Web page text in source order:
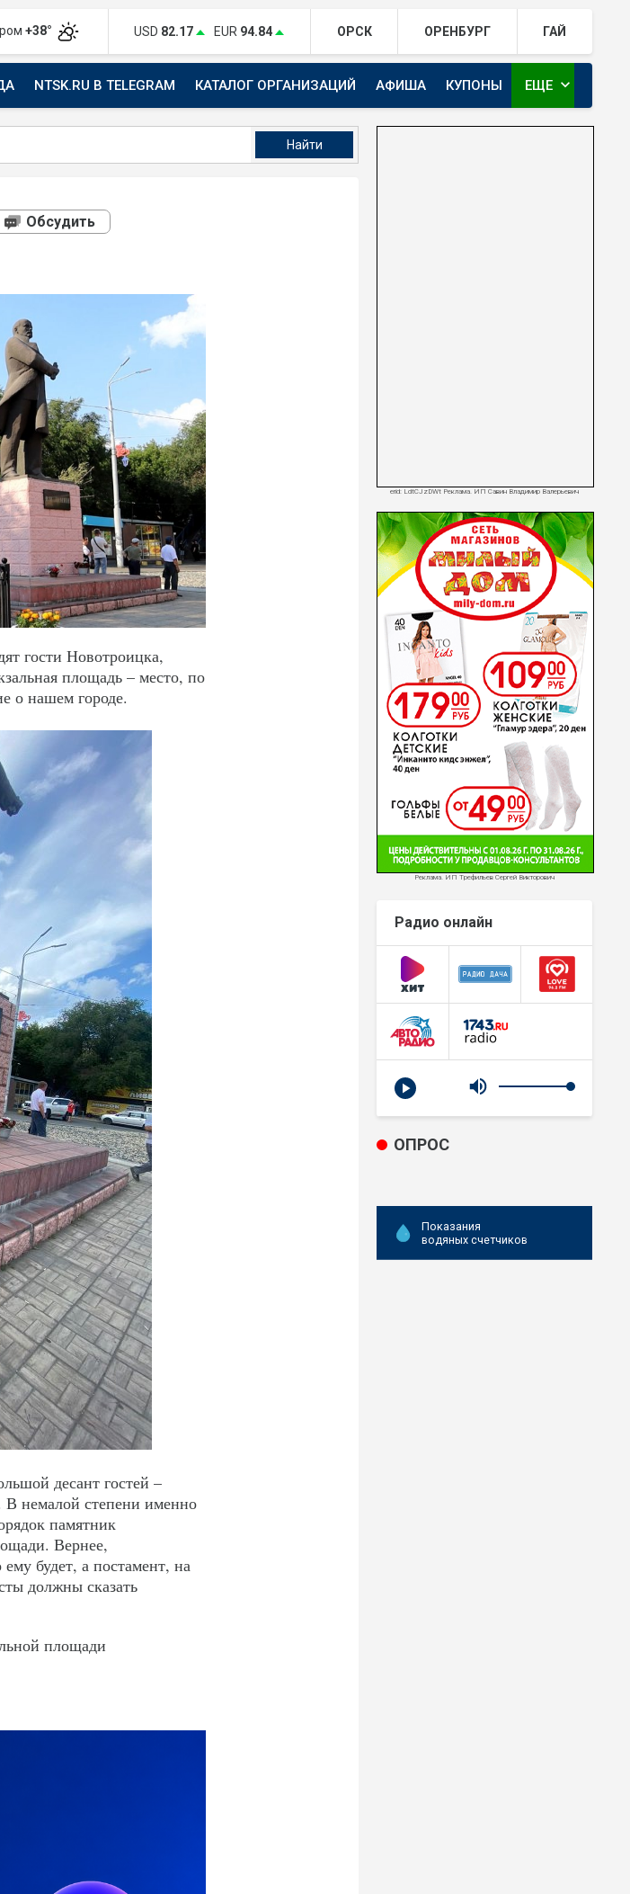
+38° USD 82.17 EUR 94.84 ОРСК ОРЕНБУРГ ГАЙ
NTSK.RU В TELEGRAM КАТАЛОГ ОРГАНИЗАЦИЙ АФИША КУПОНЫ
АВТО ТЕЛЕКАНАЛ ЕВРАЗИЯ
ЕЩЕ expand_more
Обсудить
гости Новотроицка,
площадь – место, по
о нашем городе.
десант гостей –
В немалой степени именно
памятник
Вернее,
будет, а постамент, на
должны сказать
площади
erid: LdtCJzDWt Реклама. ИП Савин Владимир Валерьевич
Реклама. ИП Трефильев Сергей Викторович
Радио онлайн
ОПРОС
Показания
водяных счетчиков